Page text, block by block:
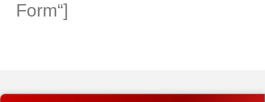
Form“]